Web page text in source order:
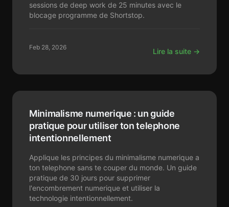
sessions de deep work de 25 minutes avec le
blocage programme de Shortstop.
Feb 28, 2026 Lire la suite →
Minimalisme numerique : un guide
pratique pour utiliser ton telephone
intentionnellement
Applique les principes du minimalisme numerique a
ton telephone sans te couper du monde. Un guide
pratique de 30 jours pour supprimer
l'encombrement numerique et utiliser la
technologie intentionnellement.